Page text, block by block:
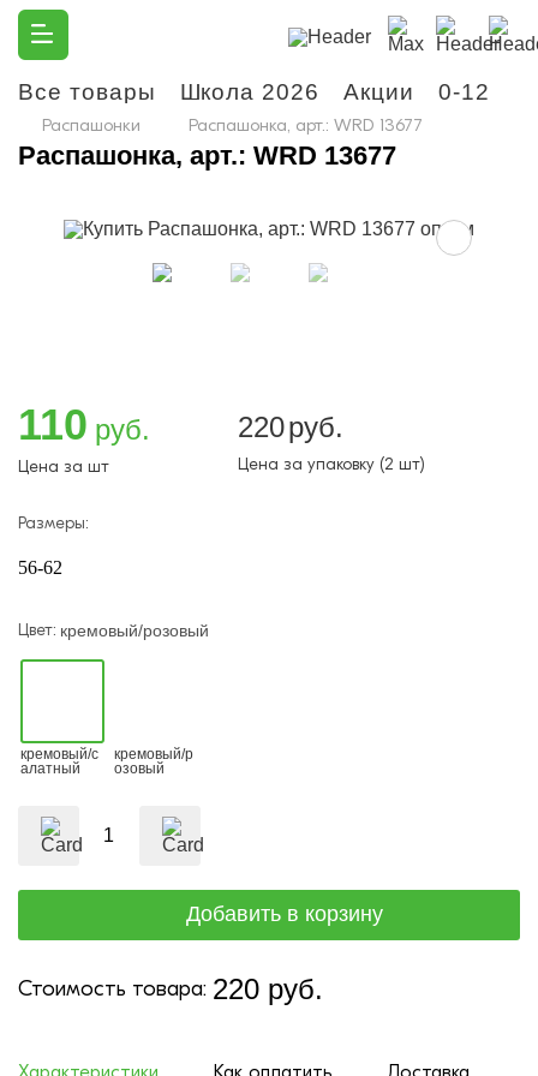
Все товары Школа 2026 Акции 0-12
Распашонки Распашонка, арт.: WRD 13677
Распашонка, арт.: WRD 13677
110 руб.
Цена за шт
220руб.
Цена за упаковку (2 шт)
Размеры:
56-62
Цвет: кремовый/розовый
кремовый/с
алатный
кремовый/р
озовый
Стоимость товара: 220 руб.